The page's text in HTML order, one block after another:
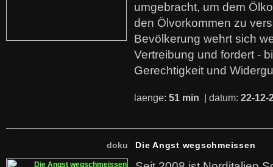
umgebracht, um dem
den Ölvorkommen zu
Bevölkerung wehrt sich
Vertreibung und fordert -
Gerechtigkeit und
laenge: 51 min | datum: 22-12-
doku Die Angst wegschmeissen